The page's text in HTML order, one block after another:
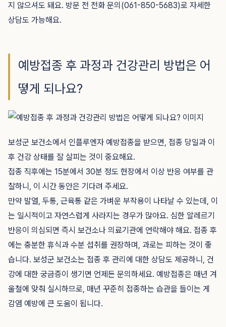
지 않으셔도 돼요. 방문 전 전화 문의(061-850-5683)로 자세한
상담도 가능해요.
예방접종 후 과정과 건강관리 방법은 어
떻게 되나요?
보성군 보건소에서 인플루엔자 예방접종을 받으면, 접종 당일과 이
후 건강 상태를 잘 살피는 것이 중요해요.
접종 직후에는 15분에서 30분 정도 현장에서 이상 반응 여부를 관
찰하니, 이 시간 동안은 기다려 주세요.
만약 발열, 두통, 근육통 같은 가벼운 부작용이 나타날 수 있는데, 이
는 일시적이고 자연스럽게 사라지는 경우가 많아요. 심한 알레르기
반응이 의심되면 즉시 보건소나 의료기관에 연락해야 해요. 접종 후
에는 충분한 휴식과 수분 섭취를 권장하며, 과로는 피하는 것이 좋
습니다. 보성군 보건소는 접종 후 관리에 대한 상담도 제공하니, 건
강에 대한 궁금증이 생기면 언제든 문의하세요. 예방접종은 매년 겨
울철에 맞춰 실시하므로, 매년 꾸준히 접종하는 습관을 들이는 게
감염 예방에 큰 도움이 됩니다.